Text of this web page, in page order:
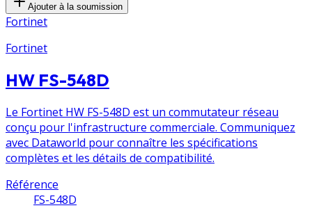
Ajouter à la soumission
Fortinet
Fortinet
HW FS-548D
Le Fortinet HW FS-548D est un commutateur réseau
conçu pour l'infrastructure commerciale. Communiquez
avec Dataworld pour connaître les spécifications
complètes et les détails de compatibilité.
Référence
FS-548D